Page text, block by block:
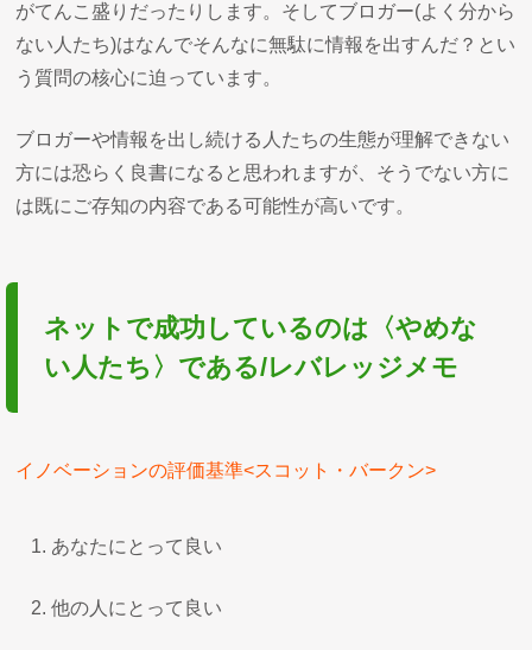
がてんこ盛りだったりします。そしてブロガー(よく分から
ない人たち)はなんでそんなに無駄に情報を出すんだ？とい
う質問の核心に迫っています。
ブロガーや情報を出し続ける人たちの生態が理解できない
方には恐らく良書になると思われますが、そうでない方に
は既にご存知の内容である可能性が高いです。
ネットで成功しているのは〈やめな
い人たち〉である/レバレッジメモ
イノベーションの評価基準<スコット・バークン>
あなたにとって良い
他の人にとって良い